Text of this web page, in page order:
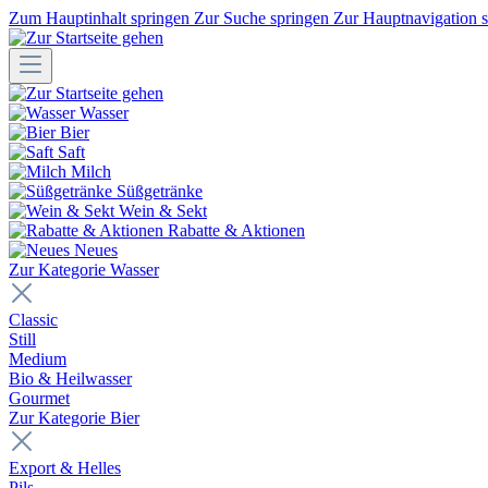
Zum Hauptinhalt springen Zur Suche springen Zur Hauptnavigation
Wasser
Bier
Saft
Milch
Süßgetränke
Wein & Sekt
Rabatte & Aktionen
Neues
Zur Kategorie Wasser
Classic
Still
Medium
Bio & Heilwasser
Gourmet
Zur Kategorie Bier
Export & Helles